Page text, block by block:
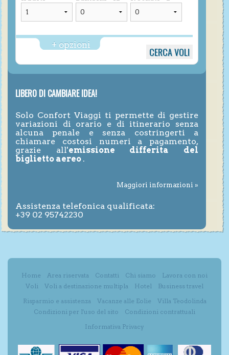
+ opzioni
LIBERO DI CAMBIARE IDEA!
Solo Confort Viaggi ti permette di gestire
variazioni di orario e di itinerario senza
alcuna penale e senza costringerti a
chiamare costosi numeri a pagamento,
grazie all'emissione differita del
biglietto aereo .
Maggiori informazioni »
Assistenza telefonica qualificata:
+39 02 95742230
Home Area riservata Contatti Chi siamo
Lavora con noi
Voli
Voli a destinazione multipla Hotel
Business travel
Risparmio e assistenza
Vacanze alle Eolie
Villa Teodolinda
Condizioni per l'uso del sito
Condizioni contrattuali
Informativa Privacy